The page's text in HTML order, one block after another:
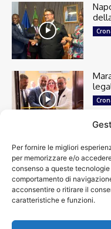
Per fornire le migliori
per memorizzare e/o
consenso a queste
comportamento di
acconsentire o ritirare il
caratteristiche e funzioni.
Cronaca
Attualità
top
News
Cultura